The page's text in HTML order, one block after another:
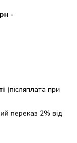
-
(післяплата при
переказ 2% від